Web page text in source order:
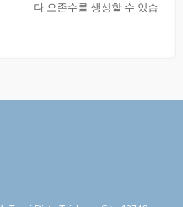
다 오존수를 생성할 수 있습